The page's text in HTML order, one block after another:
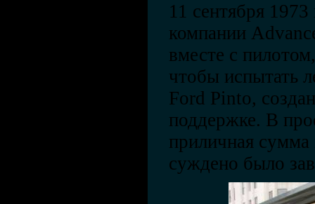
11 сентября
компании
вместе с
чтобы испытать
Ford Pinto,
поддержке. В
приличная
суждено было